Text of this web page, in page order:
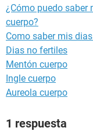
¿Cómo puedo saber
cuerpo?
Como saber mis
Dias no fertiles
Mentón cuerpo
Ingle cuerpo
Aureola cuerpo
1 respuesta